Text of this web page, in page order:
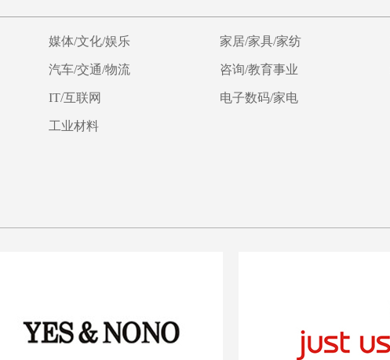
媒体/文化/娱乐 家居/家具/家纺
汽车/交通/物流 咨询/教育事业
IT/互联网 电子数码/家电
工业材料